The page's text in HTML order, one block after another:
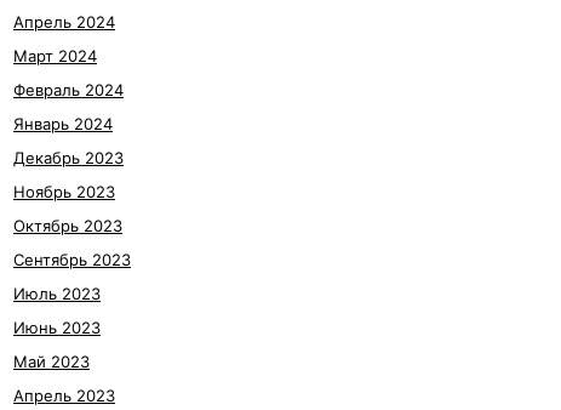
Апрель 2024
Март 2024
Февраль 2024
Январь 2024
Декабрь 2023
Ноябрь 2023
Октябрь 2023
Сентябрь 2023
Июль 2023
Июнь 2023
Май 2023
Апрель 2023